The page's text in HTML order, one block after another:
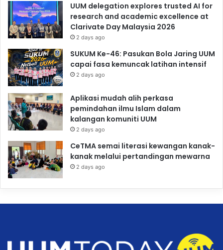
UUM delegation explores trusted AI for
research and academic excellence at
Clarivate Day Malaysia 2026
2 days ago
SUKUM Ke-46: Pasukan Bola Jaring UUM
capai fasa kemuncak latihan intensif
2 days ago
Aplikasi mudah alih perkasa
pemindahan ilmu Islam dalam
kalangan komuniti UUM
2 days ago
CeTMA semai literasi kewangan kanak-
kanak melalui pertandingan mewarna
2 days ago